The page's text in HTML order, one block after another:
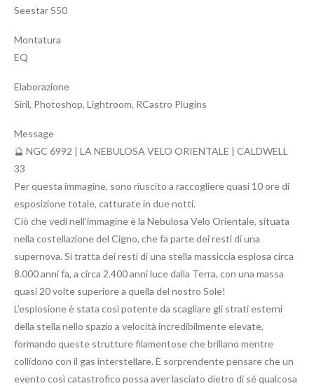
Seestar S50
Montatura
EQ
Elaborazione
Siril, Photoshop, Lightroom, RCastro Plugins
Message
🔮 NGC 6992 | LA NEBULOSA VELO ORIENTALE | CALDWELL
33
Per questa immagine, sono riuscito a raccogliere quasi 10 ore di
esposizione totale, catturate in due notti.
Ciò che vedi nell’immagine è la Nebulosa Velo Orientale, situata
nella costellazione del Cigno, che fa parte dei resti di una
supernova. Si tratta dei resti di una stella massiccia esplosa circa
8.000 anni fa, a circa 2.400 anni luce dalla Terra, con una massa
quasi 20 volte superiore a quella del nostro Sole!
L’esplosione è stata così potente da scagliare gli strati esterni
della stella nello spazio a velocità incredibilmente elevate,
formando queste strutture filamentose che brillano mentre
collidono con il gas interstellare. È sorprendente pensare che un
evento così catastrofico possa aver lasciato dietro di sé qualcosa